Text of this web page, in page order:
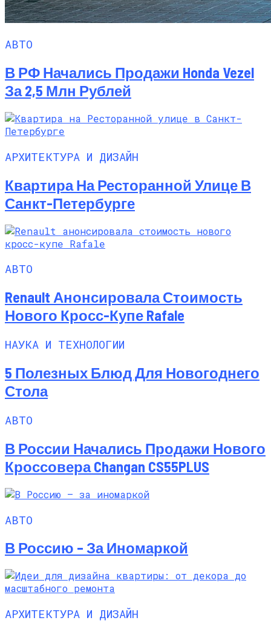
АВТО
В РФ Начались Продажи Honda Vezel
За 2,5 Млн Рублей
АРХИТЕКТУРА И ДИЗАЙН
Квартира На Ресторанной Улице В
Санкт-Петербурге
АВТО
Renault Анонсировала Стоимость
Нового Кросс-Купе Rafale
НАУКА И ТЕХНОЛОГИИ
5 Полезных Блюд Для Новогоднего
Стола
АВТО
В России Начались Продажи Нового
Кроссовера Changan CS55PLUS
АВТО
В Россию – За Иномаркой
АРХИТЕКТУРА И ДИЗАЙН